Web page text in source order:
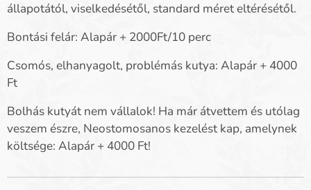
állapotától, viselkedésétől, standard méret eltérésétől.
Bontási felár: Alapár + 2000Ft/10 perc
Csomós, elhanyagolt, problémás kutya: Alapár + 4000
Ft
Bolhás kutyát nem vállalok! Ha már átvettem és utólag
veszem észre, Neostomosanos kezelést kap, amelynek
költsége: Alapár + 4000 Ft!